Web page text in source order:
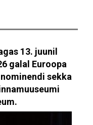
13. juunil
galal Euroopa
sekka